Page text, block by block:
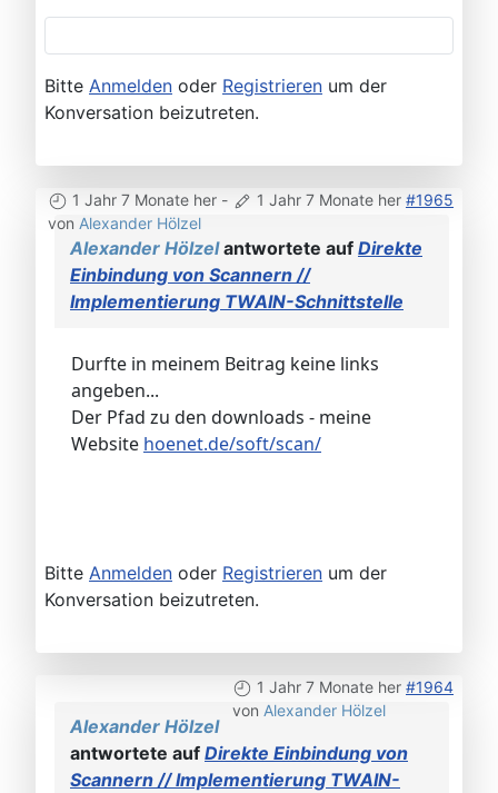
Bitte Anmelden oder Registrieren um der
Konversation beizutreten.
1 Jahr 7 Monate her - 1 Jahr 7 Monate her #1965
von Alexander Hölzel
Alexander Hölzelantwortete auf Direkte
Einbindung von Scannern //
Implementierung TWAIN-Schnittstelle
Durfte in meinem Beitrag keine links
angeben...
Der Pfad zu den downloads - meine
Website hoenet.de/soft/scan/
Bitte Anmelden oder Registrieren um der
Konversation beizutreten.
1 Jahr 7 Monate her #1964
von Alexander Hölzel
Alexander Hölzel
antwortete auf Direkte Einbindung von
Scannern // Implementierung TWAIN-